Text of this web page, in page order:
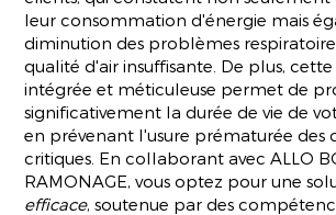
leur consommation d'énergie mais
diminution des problèmes
qualité d'air insuffisante. De plus,
intégrée et méticuleuse permet de
significativement la durée de vie de
en prévenant l'usure prématurée des
critiques. En collaborant avec ALLO
RAMONAGE, vous optez pour une
efficace, soutenue par des